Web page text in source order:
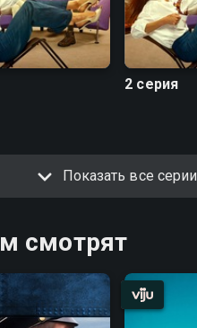
2 серия
Показать все серии
смотрят